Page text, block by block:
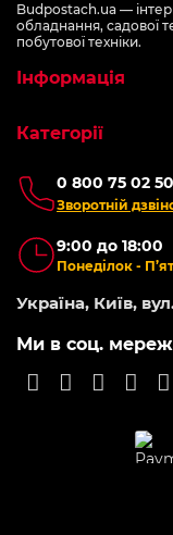
Budpostach.ua —
обладнання, садової
побутової техніки.
0 800 75 02 50
Зворотній
9:00 до 18:00
Понеділок -
Україна, Київ,
Ми в соц.
Інформація
Категорії